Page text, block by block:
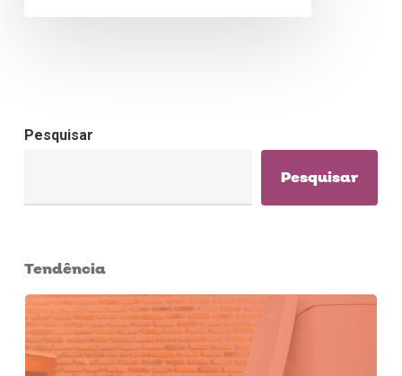
Pesquisar
Pesquisar
Tendência